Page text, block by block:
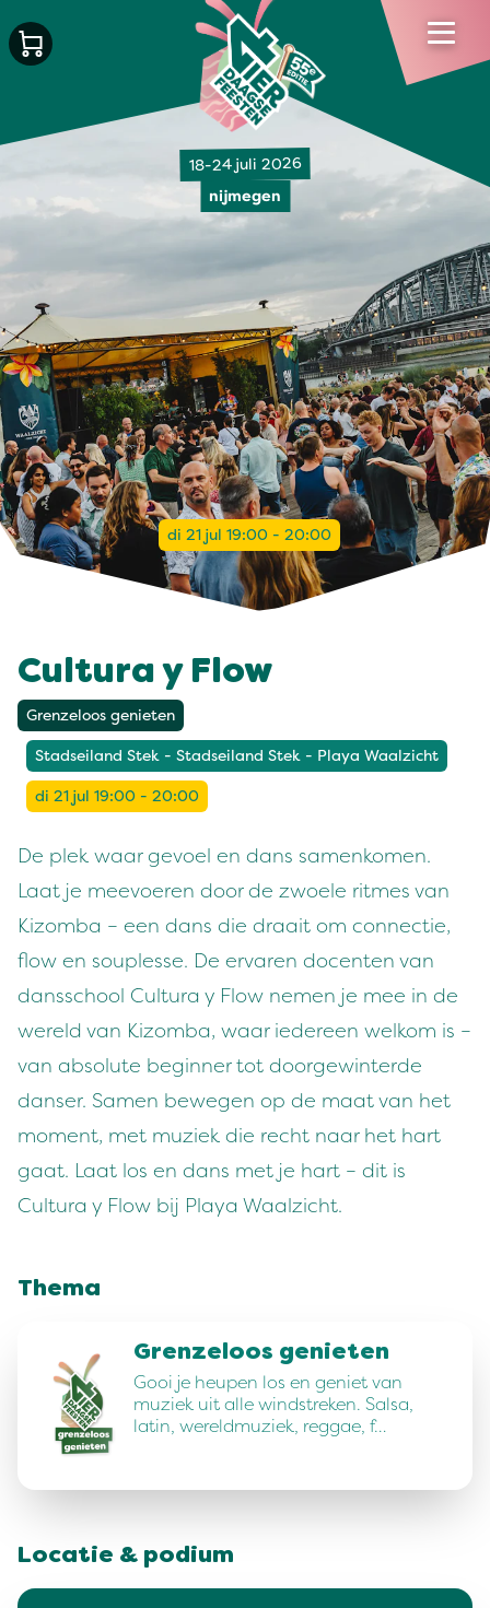
18-24 juli 2026
nijmegen
di 21 jul 19:00 - 20:00
Cultura y Flow
Grenzeloos genieten
Stadseiland Stek - Stadseiland Stek - Playa Waalzicht
di 21 jul 19:00 - 20:00
De plek waar gevoel en dans samenkomen.
Laat je meevoeren door de zwoele ritmes van
Kizomba – een dans die draait om connectie,
flow en souplesse. De ervaren docenten van
dansschool Cultura y Flow nemen je mee in de
wereld van Kizomba, waar iedereen welkom is –
van absolute beginner tot doorgewinterde
danser. Samen bewegen op de maat van het
moment, met muziek die recht naar het hart
gaat. Laat los en dans met je hart – dit is
Cultura y Flow bij Playa Waalzicht.
Thema
Grenzeloos genieten
Gooi je heupen los en geniet van
muziek uit alle windstreken. Salsa,
latin, wereldmuziek, reggae, f…
Locatie & podium